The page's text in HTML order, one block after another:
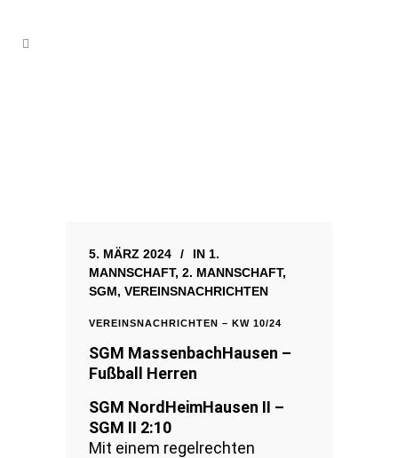
5. MÄRZ 2024 IN 1.
MANNSCHAFT, 2. MANNSCHAFT,
SGM, VEREINSNACHRICHTEN
VEREINSNACHRICHTEN – KW 10/24
SGM MassenbachHausen –
Fußball Herren
SGM NordHeimHausen II –
SGM II 2:10
Mit einem regelrechten